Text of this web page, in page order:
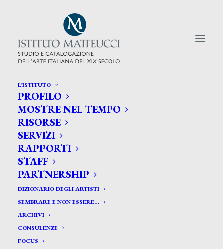
L’ISTITUTO
PROFILO
MOSTRE NEL TEMPO
RISORSE
SERVIZI
RAPPORTI
STAFF
PARTNERSHIP
DIZIONARIO DEGLI ARTISTI
SEMBRARE E NON ESSERE…
ARCHIVI
CONSULENZE
FOCUS
CERCA TRA GLI ARTISTI:
Search
for:
Leroy Charles